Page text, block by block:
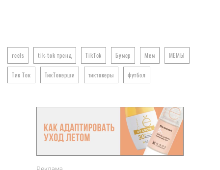
reels tik-tok тренд TikTok Бумер Мем МЕМЫ
Тик Ток ТикТокерши тиктокеры футбол